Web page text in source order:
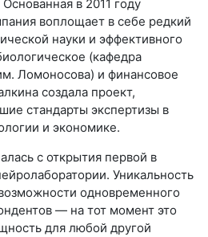
в 2011 году
воплощает в себе редкий
науки и эффективного
(кафедра
Ломоносова) и финансовое
создала проект,
стандарты экспертизы в
и экономике.
с открытия первой в
Уникальность
одновременного
— на тот момент это
для любой другой